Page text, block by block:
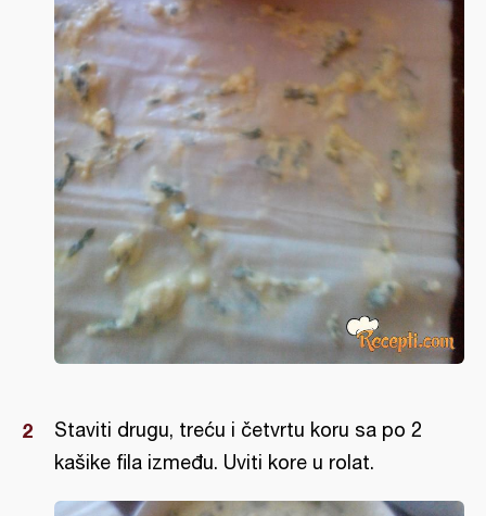
Staviti drugu, treću i četvrtu koru sa po 2
kašike fila između. Uviti kore u rolat.